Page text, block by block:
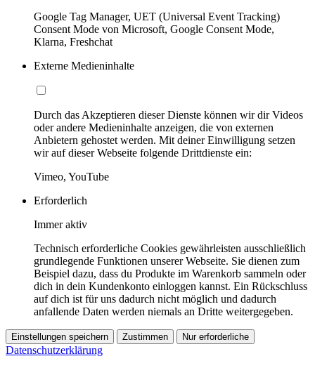
Google Tag Manager, UET (Universal Event Tracking)
Consent Mode von Microsoft, Google Consent Mode,
Klarna, Freshchat
Externe Medieninhalte
Durch das Akzeptieren dieser Dienste können wir dir Videos
oder andere Medieninhalte anzeigen, die von externen
Anbietern gehostet werden. Mit deiner Einwilligung setzen
wir auf dieser Webseite folgende Drittdienste ein:
Vimeo, YouTube
Erforderlich
Immer aktiv
Technisch erforderliche Cookies gewährleisten ausschließlich
grundlegende Funktionen unserer Webseite. Sie dienen zum
Beispiel dazu, dass du Produkte im Warenkorb sammeln oder
dich in dein Kundenkonto einloggen kannst. Ein Rückschluss
auf dich ist für uns dadurch nicht möglich und dadurch
anfallende Daten werden niemals an Dritte weitergegeben.
Einstellungen speichern Zustimmen Nur erforderliche
Datenschutzerklärung